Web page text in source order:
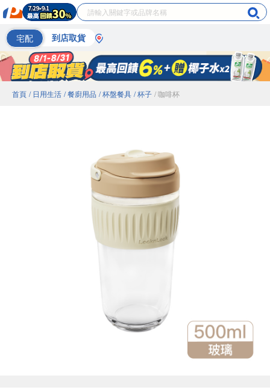
宅配 到店取貨
首頁 / 日用生活 / 餐廚用品 / 杯盤餐具 / 杯子 / 咖啡杯